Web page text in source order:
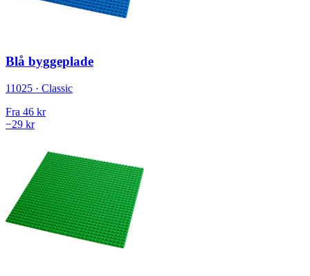
Blå byggeplade
11025 · Classic
Fra 46 kr
−29 kr